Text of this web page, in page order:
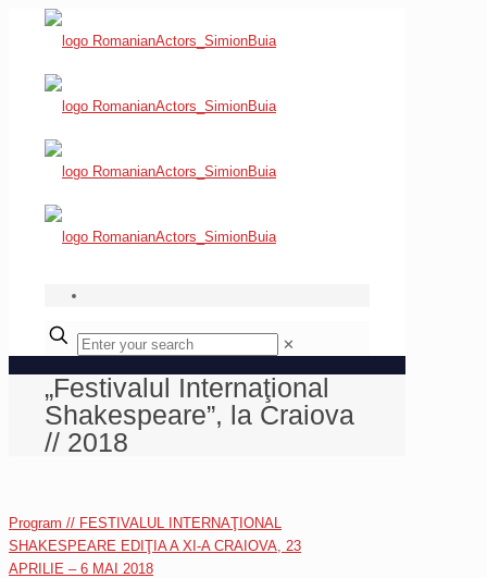
✕
„Festivalul Internaţional
Shakespeare”, la Craiova
// 2018
Program // FESTIVALUL INTERNAŢIONAL
SHAKESPEARE EDIŢIA A XI-A CRAIOVA, 23
APRILIE – 6 MAI 2018